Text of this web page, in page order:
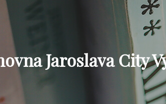
Jaroslava City